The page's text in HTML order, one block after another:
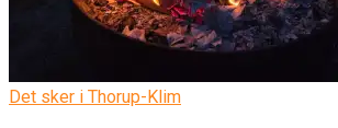
Det sker i Thorup-Klim